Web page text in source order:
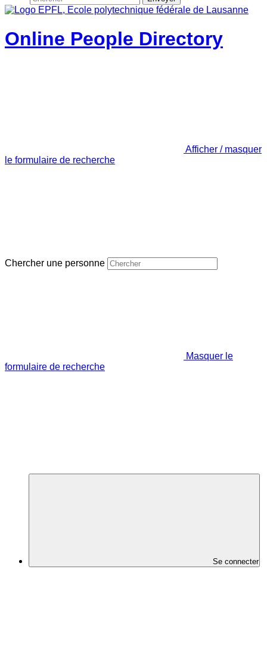
Online People Directory
Afficher / masquer
le formulaire de recherche
Chercher une personne
Masquer le
formulaire de recherche
Se connecter